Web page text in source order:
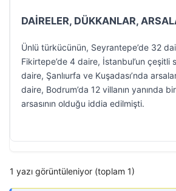
DAİRELER, DÜKKANLAR,
Ünlü türkücünün, Seyrantepe’de 32
Fikirtepe’de 4 daire, İstanbul’un çeşitli
daire, Şanlıurfa ve Kuşadası’nda
daire, Bodrum’da 12 villanın yanında
arsasının olduğu iddia edilmişti.
1 yazı görüntüleniyor (toplam 1)